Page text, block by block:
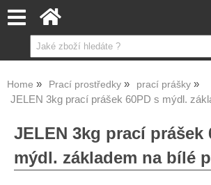
Home Prací prostředky prací prášky
JELEN 3kg prací prášek 60PD s mýdl.
JELEN 3kg prací prášek
mýdl. základem na bílé